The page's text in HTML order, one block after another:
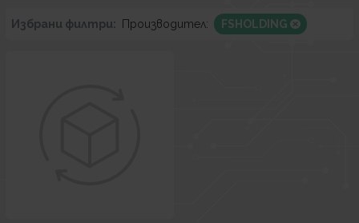
Избрани филтри: Производител: FSHOLDING